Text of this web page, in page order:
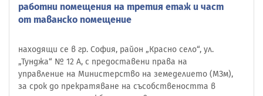
работни помещения на третия етаж и част
от таванско помещение
находящи се в гр. София, район „Красно село“, ул.
„Тунджа“ № 12 А, с предоставени права на
управление на Министерство на земеделието (МЗм),
за срок до прекратяване на съсобствеността в